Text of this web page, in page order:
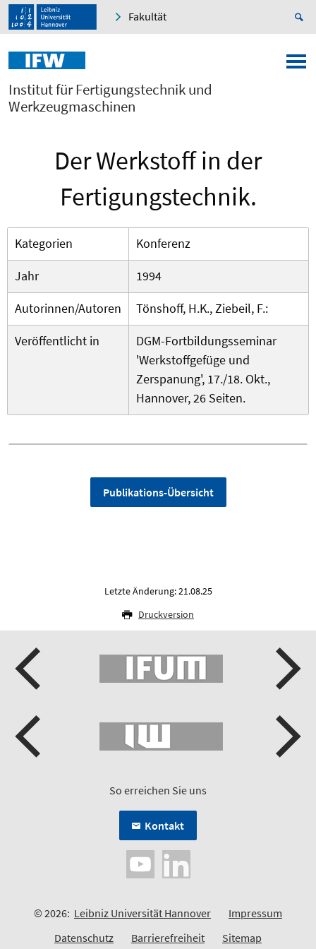
Fakultät
Institut für Fertigungstechnik und
Werkzeugmaschinen
Der Werkstoff in der
Fertigungstechnik.
Kategorien
Konferenz
Jahr
1994
Autorinnen/Autoren
Tönshoff, H.K., Ziebeil, F.:
Veröffentlicht in
DGM-Fortbildungsseminar
'Werkstoffgefüge und
Zerspanung', 17./18. Okt.,
Hannover, 26 Seiten.
Publikations-Übersicht
Letzte Änderung: 21.08.25
Druckversion
So erreichen Sie uns
Kontakt
© 2026: Leibniz Universität Hannover
Impressum
Datenschutz
Barrierefreiheit Sitemap